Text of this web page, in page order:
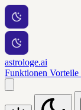
astrologe.ai
Funktionen Vorteile